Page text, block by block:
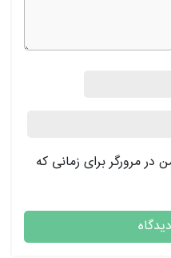
در مرورگر برای زمانی که